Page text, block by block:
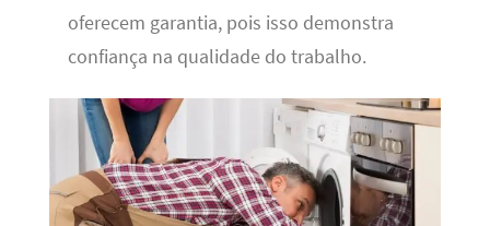
oferecem garantia, pois isso demonstra
confiança na qualidade do trabalho.